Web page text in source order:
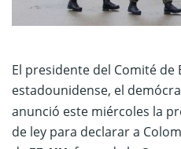
El presidente del Comité de
estadounidense, el
anunció este miércoles la
de ley para declarar a